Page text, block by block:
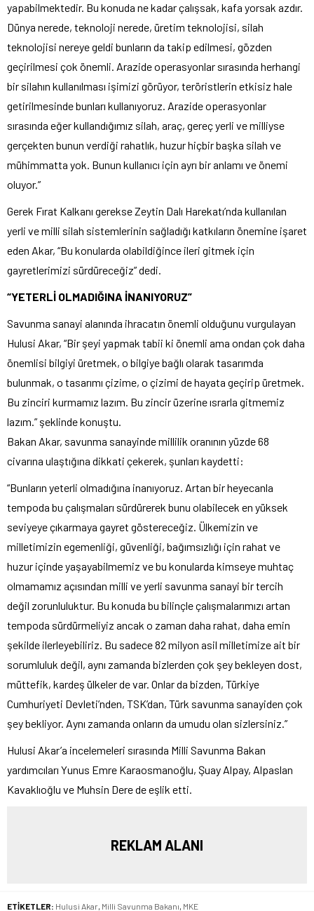
yapabilmektedir. Bu konuda ne kadar çalışsak, kafa yorsak azdır.
Dünya nerede, teknoloji nerede, üretim teknolojisi, silah
teknolojisi nereye geldi bunların da takip edilmesi, gözden
geçirilmesi çok önemli. Arazide operasyonlar sırasında herhangi
bir silahın kullanılması işimizi görüyor, teröristlerin etkisiz hale
getirilmesinde bunları kullanıyoruz. Arazide operasyonlar
sırasında eğer kullandığımız silah, araç, gereç yerli ve milliyse
gerçekten bunun verdiği rahatlık, huzur hiçbir başka silah ve
mühimmatta yok. Bunun kullanıcı için ayrı bir anlamı ve önemi
oluyor.”
Gerek Fırat Kalkanı gerekse Zeytin Dalı Harekatı’nda kullanılan
yerli ve milli silah sistemlerinin sağladığı katkıların önemine işaret
eden Akar, “Bu konularda olabildiğince ileri gitmek için
gayretlerimizi sürdüreceğiz” dedi.
“YETERLİ OLMADIĞINA İNANIYORUZ”
Savunma sanayi alanında ihracatın önemli olduğunu vurgulayan
Hulusi Akar, “Bir şeyi yapmak tabii ki önemli ama ondan çok daha
önemlisi bilgiyi üretmek, o bilgiye bağlı olarak tasarımda
bulunmak, o tasarımı çizime, o çizimi de hayata geçirip üretmek.
Bu zinciri kurmamız lazım. Bu zincir üzerine ısrarla gitmemiz
lazım.” şeklinde konuştu.
Bakan Akar, savunma sanayinde millilik oranının yüzde 68
civarına ulaştığına dikkati çekerek, şunları kaydetti:
“Bunların yeterli olmadığına inanıyoruz. Artan bir heyecanla
tempoda bu çalışmaları sürdürerek bunu olabilecek en yüksek
seviyeye çıkarmaya gayret göstereceğiz. Ülkemizin ve
milletimizin egemenliği, güvenliği, bağımsızlığı için rahat ve
huzur içinde yaşayabilmemiz ve bu konularda kimseye muhtaç
olmamamız açısından milli ve yerli savunma sanayi bir tercih
değil zorunluluktur. Bu konuda bu bilinçle çalışmalarımızı artan
tempoda sürdürmeliyiz ancak o zaman daha rahat, daha emin
şekilde ilerleyebiliriz. Bu sadece 82 milyon asil milletimize ait bir
sorumluluk değil, aynı zamanda bizlerden çok şey bekleyen dost,
müttefik, kardeş ülkeler de var. Onlar da bizden, Türkiye
Cumhuriyeti Devleti’nden, TSK’dan, Türk savunma sanayiden çok
şey bekliyor. Aynı zamanda onların da umudu olan sizlersiniz.”
Hulusi Akar’a incelemeleri sırasında Milli Savunma Bakan
yardımcıları Yunus Emre Karaosmanoğlu, Şuay Alpay, Alpaslan
Kavaklıoğlu ve Muhsin Dere de eşlik etti.
REKLAM ALANI
ETİKETLER: Hulusi Akar, Milli Savunma Bakanı, MKE